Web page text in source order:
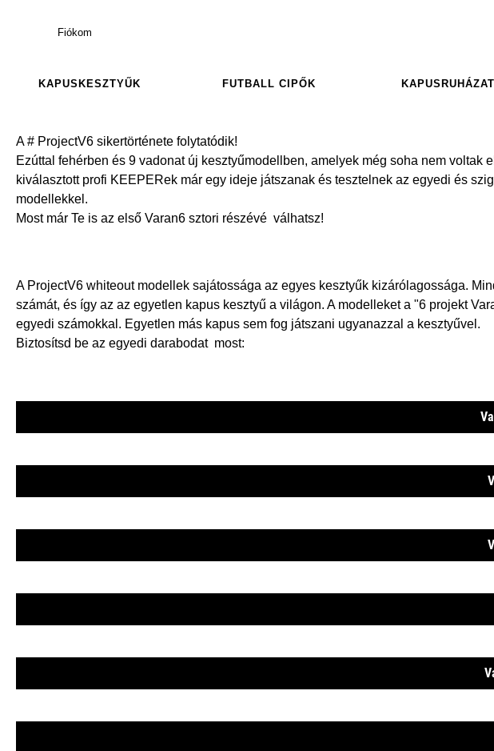
Fiókom
KAPUSKESZTYŰK FUTBALL CIPŐK KAPUSRUHÁZAT
A # ProjectV6 sikertörténete folytatódik!
Ezúttal fehérben és 9 vadonat új kesztyűmodellben, amelyek még soha nem voltak
kiválasztott profi KEEPERek már egy ideje játszanak és tesztelnek az egyedi és
modellekkel.
Most már Te is az első Varan6 sztori részévé válhatsz!
A ProjectV6 whiteout modellek sajátossága az egyes kesztyűk kizárólagossága.
számát, és így az az egyetlen kapus kesztyű a világon. A modelleket a "6 projekt
egyedi számokkal. Egyetlen más kapus sem fog játszani ugyanazzal a kesztyűvel.
Biztosítsd be az egyedi darabodat most: